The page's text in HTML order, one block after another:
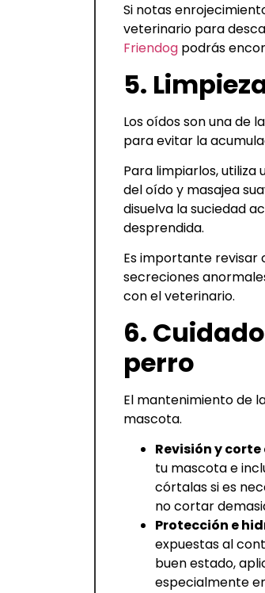
Si notas
veterinario para
Friendog podrás
5.
Los oídos son una de
para evitar la
Para limpiarlos,
del oído y masajea
disuelva la suciedad
desprendida.
Es importante revisar
secreciones
con el veterinario.
6.
perro
El mantenimiento de
mascota.
Revisión y corte
tu mascota e
córtalas si es
no cortar
Protección e
expuestas al
buen estado,
especialmente